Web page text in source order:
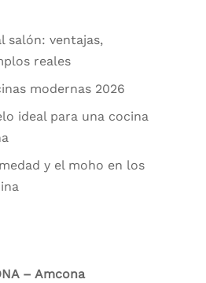
salón: ventajas,
reales
modernas 2026
ideal para una cocina
y el moho en los
– Amcona